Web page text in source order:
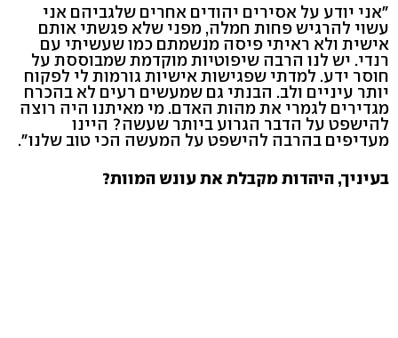
"אני יודע על אסירים יהודים אחרים שלגביהם אני
עשוי להרגיש פחות חמלה, מפני שלא פגשתי אותם
אישית ולא ראיתי פיסה מנשמתם כמו שעשיתי עם
רנדי. יש לנו הרבה שיפוטיות מוקדמת שמבוססת על
חוסר ידע. למדתי שפגישות אישיות גורמות לי לפקוח
יותר עיניים ולב. הבנתי גם שמעשים רעים לא בהכרח
מגדירים לגמרי את מהות האדם. מי מאיתנו היה רוצה
להישפט על הדבר הגרוע ביותר שעשה? היינו
מעדיפים בהרבה להישפט על המעשה הכי טוב שלנו".
בעיניך, היהדות מקבלת את עונש המוות?